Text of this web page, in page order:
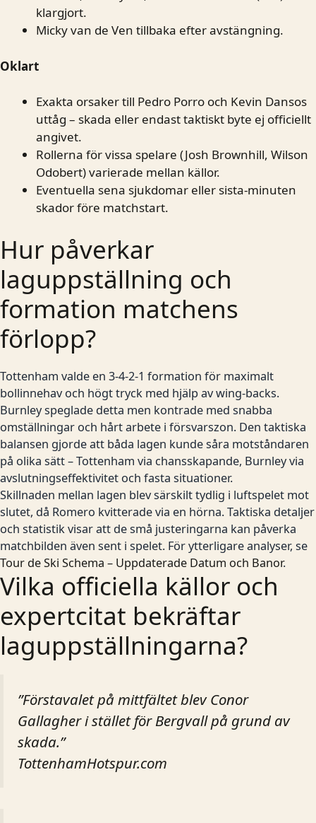
klargjort.
Micky van de Ven tillbaka efter avstängning.
Oklart
Exakta orsaker till Pedro Porro och Kevin Dansos
uttåg – skada eller endast taktiskt byte ej officiellt
angivet.
Rollerna för vissa spelare (Josh Brownhill, Wilson
Odobert) varierade mellan källor.
Eventuella sena sjukdomar eller sista-minuten
skador före matchstart.
Hur påverkar
laguppställning och
formation matchens
förlopp?
Tottenham valde en 3-4-2-1 formation för maximalt
bollinnehav och högt tryck med hjälp av wing-backs.
Burnley speglade detta men kontrade med snabba
omställningar och hårt arbete i försvarszon. Den taktiska
balansen gjorde att båda lagen kunde såra motståndaren
på olika sätt – Tottenham via chansskapande, Burnley via
avslutningseffektivitet och fasta situationer.
Skillnaden mellan lagen blev särskilt tydlig i luftspelet mot
slutet, då Romero kvitterade via en hörna. Taktiska detaljer
och statistik visar att de små justeringarna kan påverka
matchbilden även sent i spelet. För ytterligare analyser, se
Tour de Ski Schema – Uppdaterade Datum och Banor.
Vilka officiella källor och
expertcitat bekräftar
laguppställningarna?
”Förstavalet på mittfältet blev Conor
Gallagher i stället för Bergvall på grund av
skada.”
TottenhamHotspur.com